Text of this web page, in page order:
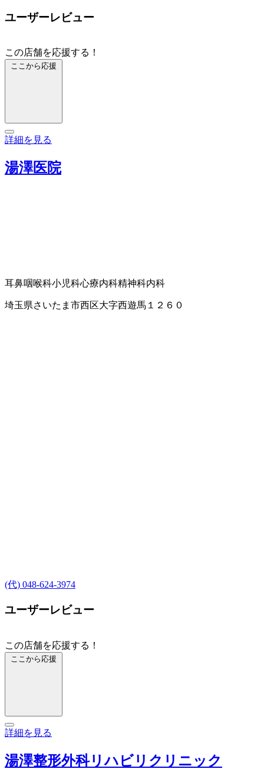
ユーザーレビュー
この店舗を応援する！
ここから応援
詳細を見る
湯澤医院
耳鼻咽喉科小児科心療内科精神科内科
埼玉県さいたま市西区大字西遊馬１２６０
(代) 048-624-3974
ユーザーレビュー
この店舗を応援する！
ここから応援
詳細を見る
湯澤整形外科リハビリクリニック